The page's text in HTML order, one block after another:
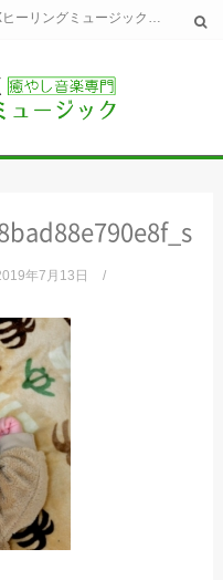
【株式会社チワワボーイズ】TAKMIXヒーリングミュージックへようこそ。TAKMIXヒーリングミュージックは貴方に特別な癒やしの時間をご提供致します。
せ
年7月13日